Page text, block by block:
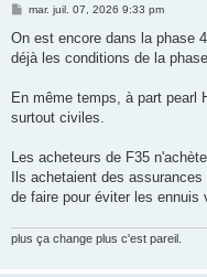
M
s
a
mar. juil. 07, 2026 9:33 pm
On est encore dans la phase
déjà les conditions de la
En même temps, à part pearl
surtout civiles.
Les acheteurs de F35
Ils achetaient des
de faire pour éviter les ennuis
plus ça change plus c'est pareil.